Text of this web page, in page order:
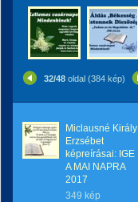
32/48 oldal (384 kép)
Miclausné Király
Erzsébet
képreírásai: IGE
A MAI NAPRA
2017
349 kép